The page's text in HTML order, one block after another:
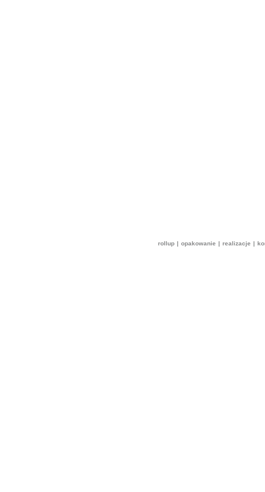
rollup | opakowanie | realizacje |